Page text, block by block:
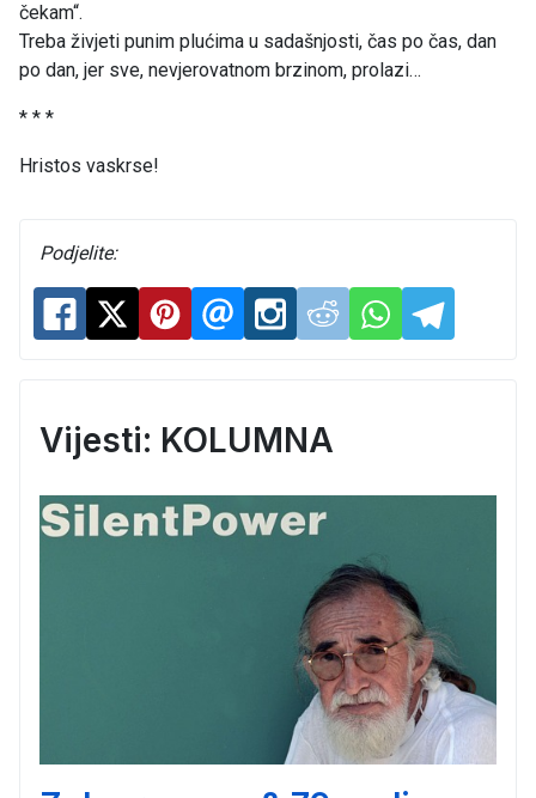
čekam“.
Treba živjeti punim plućima u sadašnjosti, čas po čas, dan
po dan, jer sve, nevjerovatnom brzinom, prolazi…
* * *
Hristos vaskrse!
Podjelite:
Vijesti: KOLUMNA